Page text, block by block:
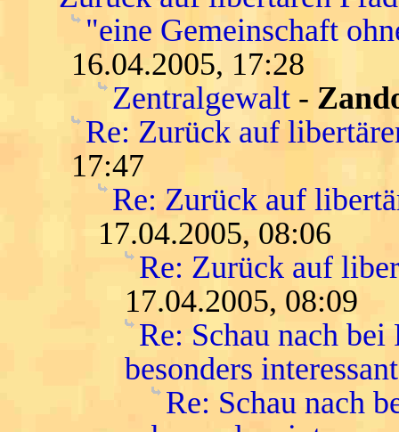
"eine Gemeinschaft
16.04.2005, 17:28
Zentralgewalt -
Re: Zurück auf
17:47
Re: Zurück auf
17.04.2005, 08:06
Re: Zurück auf
17.04.2005, 08:09
Re: Schau nach
besonders interessant
Re: Schau nach